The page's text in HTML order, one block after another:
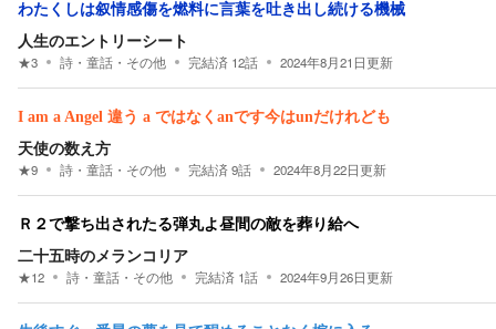
わたくしは叙情感傷を燃料に言葉を吐き出し続ける機械
人生のエントリーシート
★3 詩・童話・その他 完結済 12話 2024年8月21日更新
I am a Angel 違う a ではなくanです今はunだけれども
天使の数え方
★9 詩・童話・その他 完結済9話 2024年8月22日更新
Ｒ２で撃ち出されたる弾丸よ昼間の敵を葬り給へ
二十五時のメランコリア
★12 詩・童話・その他 完結済 1話 2024年9月26日更新